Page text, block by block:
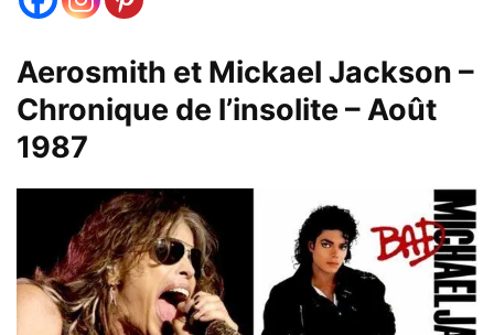
Aerosmith et Mickael Jackson –
Chronique de l’insolite – Août
1987